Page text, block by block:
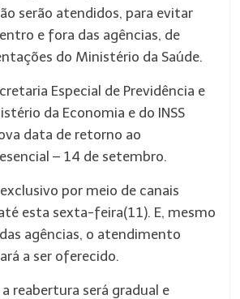
serão atendidos, para evitar
e fora das agências, de
do Ministério da Saúde.
Especial de Previdência e
da Economia e do INSS
data de retorno ao
– 14 de setembro.
por meio de canais
esta sexta-feira(11). E, mesmo
agências, o atendimento
a ser oferecido.
a reabertura será gradual e